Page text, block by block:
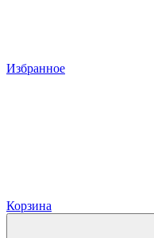
Избранное
Корзина